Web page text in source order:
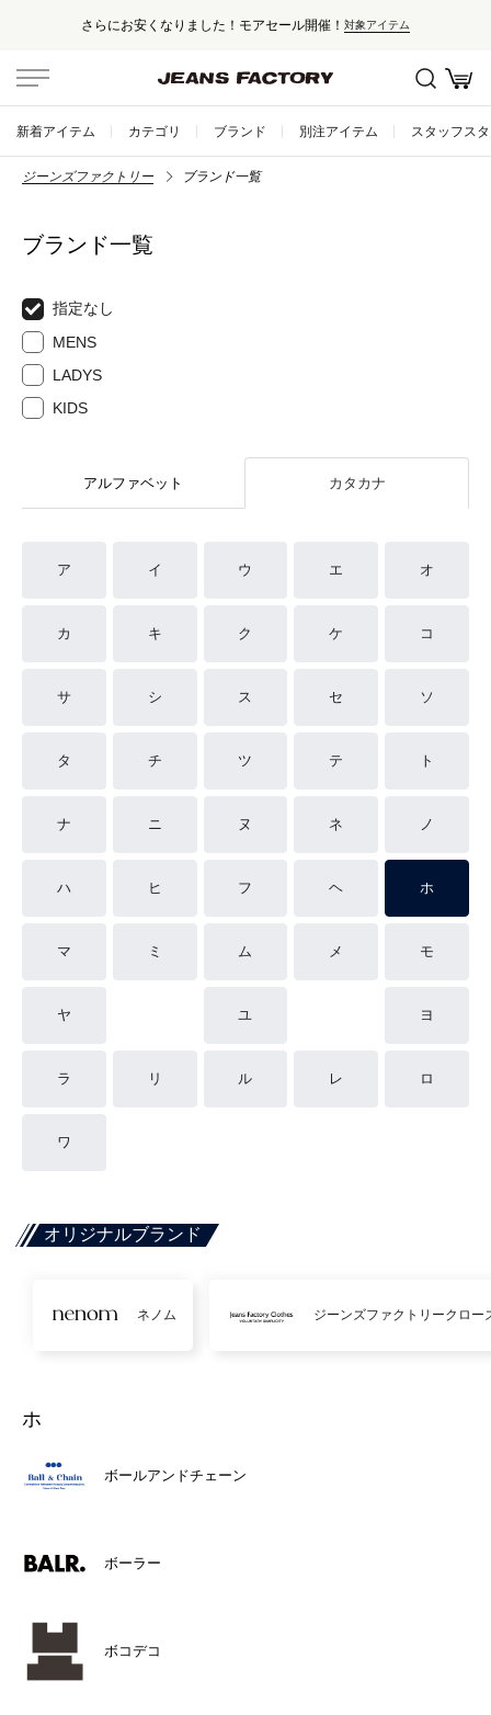
さらにお安くなりました！モアセール開催！ 対象アイテム
新着アイテム カテゴリ ブランド 別注アイテム スタッフス
ジーンズファクトリー ブランド一覧
ブランド一覧
指定なし
MENS
LADYS
KIDS
アルファベット カタカナ
ア イ ウ エ オ
カ キ ク ケ コ
サ シ ス セ ソ
タ チ ツ テ ト
ナ ニ ヌ ネ ノ
ハ ヒ フ ヘ ホ
マ ミ ム メ モ
ヤ ユ ヨ
ラ リ ル レ ロ
ワ
オリジナルブランド
ネノム ジーンズファクトリークロー
ホ
ボールアンドチェーン
ボーラー
ボコデコ